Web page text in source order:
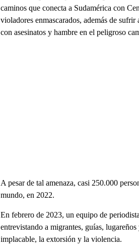
caminos que conecta a Sudamérica con
violadores enmascarados, además de
con asesinatos y hambre en el peligroso
A pesar de tal amenaza, casi 250.000
mundo, en 2022.
En febrero de 2023, un equipo de
entrevistando a migrantes, guías,
implacable, la extorsión y la violencia.